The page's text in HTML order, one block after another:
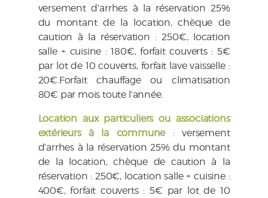
versement d’arrhes à la réservation 25%
du montant de la location, chèque de
caution à la réservation : 250€, location
salle + cuisine : 180€, forfait couverts : 5€
par lot de 10 couverts, forfait lave vaisselle :
20€.Forfait chauffage ou climatisation
80€ par mois toute l’année.
Location aux particuliers ou associations
extérieurs à la commune: versement
d’arrhes à la réservation 25% du montant
de la location, chèque de caution à la
réservation : 250€, location salle + cuisine :
400€, forfait couverts : 5€ par lot de 10